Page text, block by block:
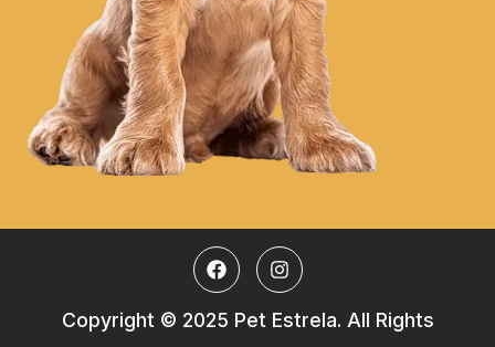
Copyright © 2025 Pet Estrela. All Rights